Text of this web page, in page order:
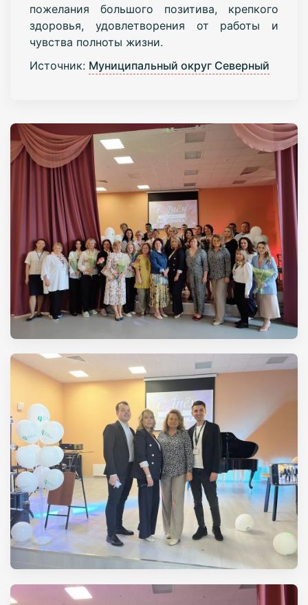
пожелания большого позитива, крепкого
здоровья, удовлетворения от работы и
чувства полноты жизни.
Источник: Муниципальный округ Северный